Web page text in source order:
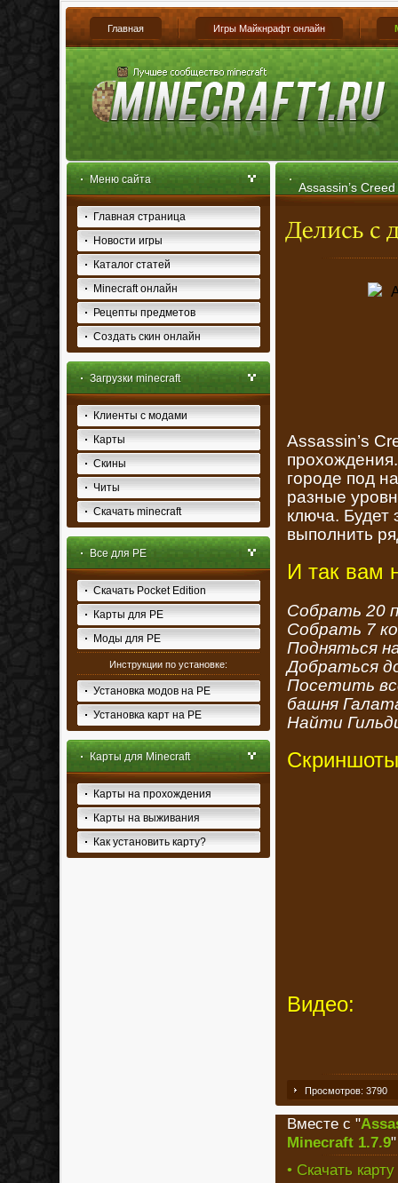
Главная Игры Майкнрафт онлайн
Меню сайта
Главная страница
Новости игры
Каталог статей
Minecraft онлайн
Рецепты предметов
Создать скин онлайн
Загрузки minecraft
Клиенты с модами
Карты
Скины
Читы
Скачать minecraft
Все для PE
Скачать Pocket Edition
Карты для PE
Моды для PE
Инструкции по установке:
Установка модов на PE
Установка карт на PE
Карты для Minecraft
Карты на прохождения
Карты на выживания
Как установить карту?
Assassin’s
Minecraft 1.7.9
Assassin’s
городе под
разные
ключа. Будет
выполнить
И так вам
Собрать 20
Собрать 7
Подняться
Добраться
Посетить
башня
Найти
Видео:
Просмотров: 3790
Вместе с "
Minecraft 1.7.9
• Скачать